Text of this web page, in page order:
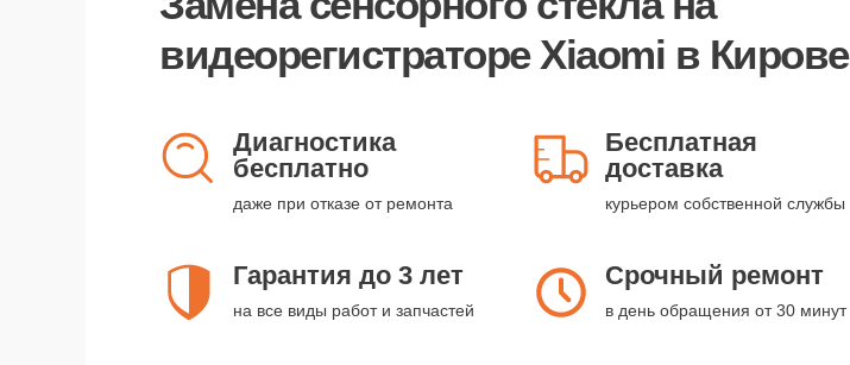
видеорегистраторе Xiaomi в Кирове
Диагностика
бесплатно
даже при отказе от ремонта
Бесплатная
доставка
курьером собственной службы
Гарантия до 3 лет
на все виды работ и запчастей
Срочный ремонт
в день обращения от 30 минут